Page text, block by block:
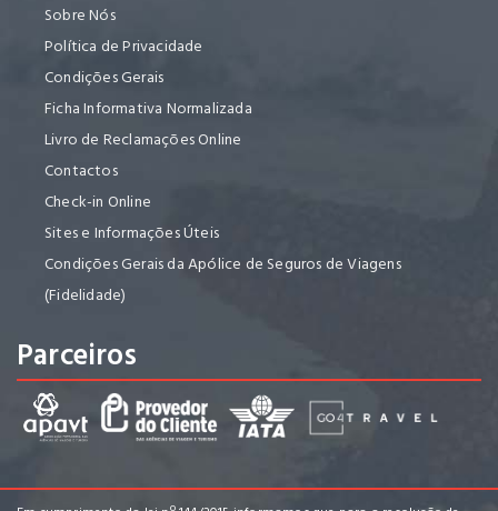
Sobre Nós
Política de Privacidade
Condições Gerais
Ficha Informativa Normalizada
Livro de Reclamações Online
Contactos
Check-in Online
Sites e Informações Úteis
Condições Gerais da Apólice de Seguros de Viagens
(Fidelidade)
Parceiros